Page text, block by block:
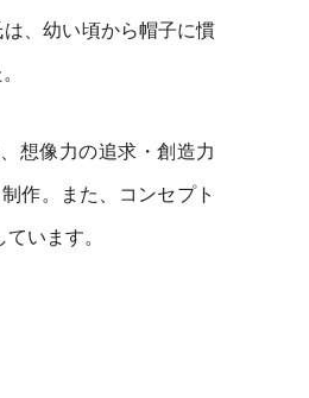
、幼い頃から帽子に慣
想像力の追求・創造力
作。また、コンセプト
います。